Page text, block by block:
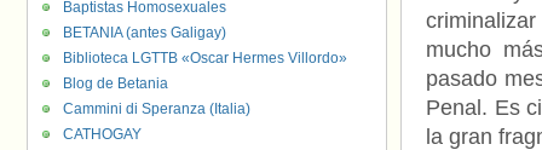
mucho
pasado
Penal. Es
la gran
Baptistas Homosexuales
BETANIA (antes Galigay)
Biblioteca LGTTB «Oscar Hermes Villordo»
Blog de Betania
Cammini di Speranza (Italia)
CATHOGAY